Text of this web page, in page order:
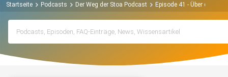
Startseite Podcasts Der Weg der Stoa Podcast Episode 41 - Über den